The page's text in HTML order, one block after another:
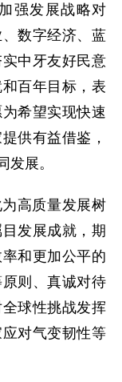
强发展战略对
数字经济、蓝
中牙友好民意
百年目标，表
希望实现快速
供有益借鉴，
发展。
高质量发展树
发展成就，期
和更加公平的
则、真诚对待
球性挑战发挥
对气变韧性等